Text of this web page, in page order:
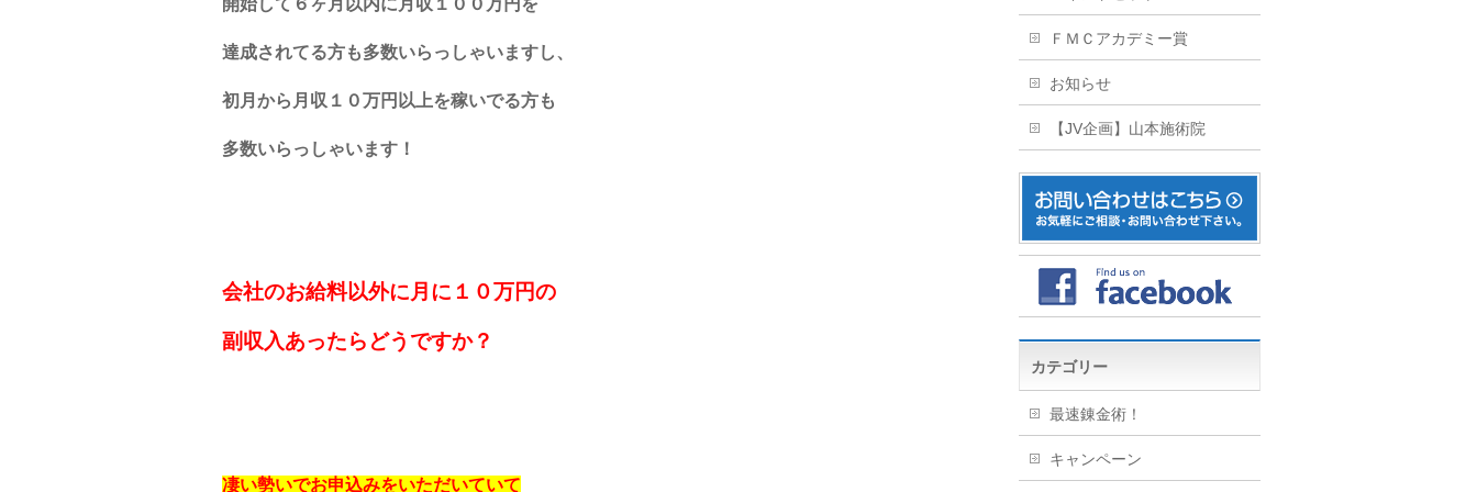
開始して６ヶ月以内に月収１００万円を
達成されてる方も多数いらっしゃいますし、
初月から月収１０万円以上を稼いでる方も
多数いらっしゃいます！
会社のお給料以外に月に１０万円の
副収入あったらどうですか？
凄い勢いでお申込みをいただいていて
ＦＭＣアカデミー賞
お知らせ
【JV企画】山本施術院
カテゴリー
最速錬金術！
キャンペーン